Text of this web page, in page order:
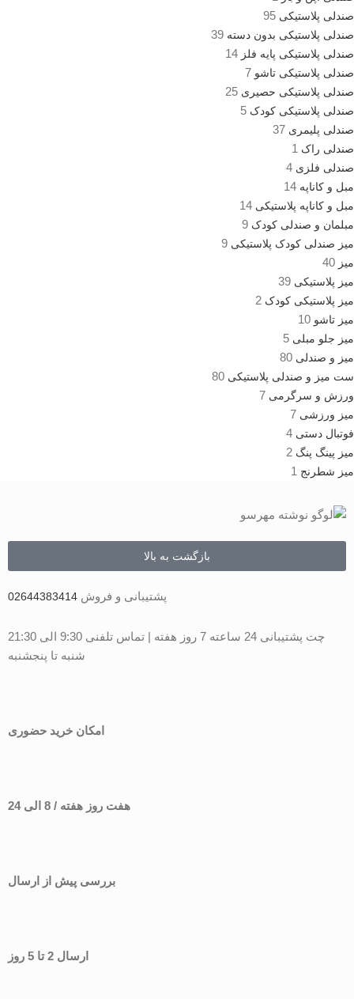
صندلی پلاستیکی 95
صندلی پلاستیکی بدون دسته 39
صندلی پلاستیکی پایه فلز 14
صندلی پلاستیکی تاشو 7
صندلی پلاستیکی حصیری 25
صندلی پلاستیکی کودک 5
صندلی پلیمری 37
صندلی راک 1
صندلی فلزی 4
مبل و کاناپه 14
مبل و کاناپه پلاستیکی 14
مبلمان و صندلی کودک 9
میز صندلی کودک پلاستیکی 9
میز 40
میز پلاستیکی 39
میز پلاستیکی کودک 2
میز تاشو 10
میز جلو مبلی 5
میز و صندلی 80
ست میز و صندلی پلاستیکی 80
ورزش و سرگرمی 7
میز ورزشی 7
فوتبال دستی 4
میز پینگ پنگ 2
میز شطرنج 1
بازگشت به بالا
پشتیبانی و فروش 02644383414
چت پشتیبانی 24 ساعته 7 روز هفته | تماس تلفنی 9:30 الی 21:30
شنبه تا پنجشنبه
امکان خرید حضوری
هفت روز هفته / 8 الی 24
بررسی پیش از ارسال
ارسال 2 تا 5 روز